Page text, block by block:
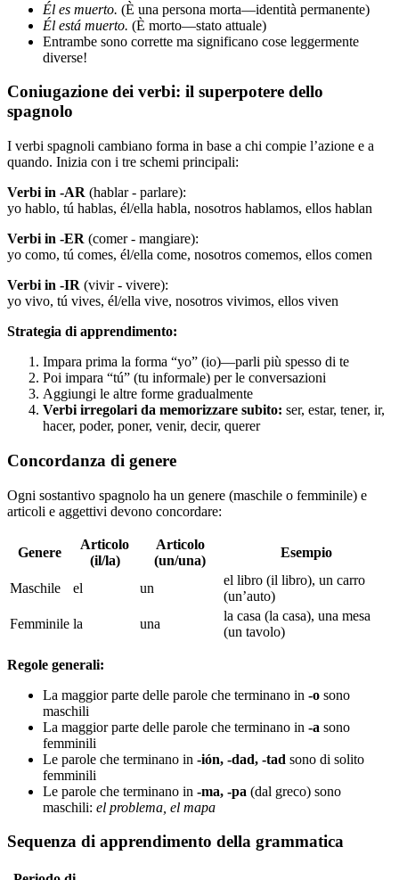
Él es muerto. (È una persona morta—identità permanente)
Él está muerto. (È morto—stato attuale)
Entrambe sono corrette ma significano cose leggermente
diverse!
Coniugazione dei verbi: il superpotere dello
spagnolo
I verbi spagnoli cambiano forma in base a chi compie l’azione e a
quando. Inizia con i tre schemi principali:
Verbi in -AR (hablar - parlare):
yo hablo, tú hablas, él/ella habla, nosotros hablamos, ellos hablan
Verbi in -ER (comer - mangiare):
yo como, tú comes, él/ella come, nosotros comemos, ellos comen
Verbi in -IR (vivir - vivere):
yo vivo, tú vives, él/ella vive, nosotros vivimos, ellos viven
Strategia di apprendimento:
Impara prima la forma “yo” (io)—parli più spesso di te
Poi impara “tú” (tu informale) per le conversazioni
Aggiungi le altre forme gradualmente
Verbi irregolari da memorizzare subito: ser, estar, tener, ir,
hacer, poder, poner, venir, decir, querer
Concordanza di genere
Ogni sostantivo spagnolo ha un genere (maschile o femminile) e
articoli e aggettivi devono concordare:
Genere
Articolo
(il/la)
Articolo
(un/una)
Esempio
Maschile el un
el libro (il libro), un carro
(un’auto)
Femminile la una
la casa (la casa), una mesa
(un tavolo)
Regole generali:
La maggior parte delle parole che terminano in -o sono
maschili
La maggior parte delle parole che terminano in -a sono
femminili
Le parole che terminano in -ión, -dad, -tad sono di solito
femminili
Le parole che terminano in -ma, -pa (dal greco) sono
maschili: el problema, el mapa
Sequenza di apprendimento della grammatica